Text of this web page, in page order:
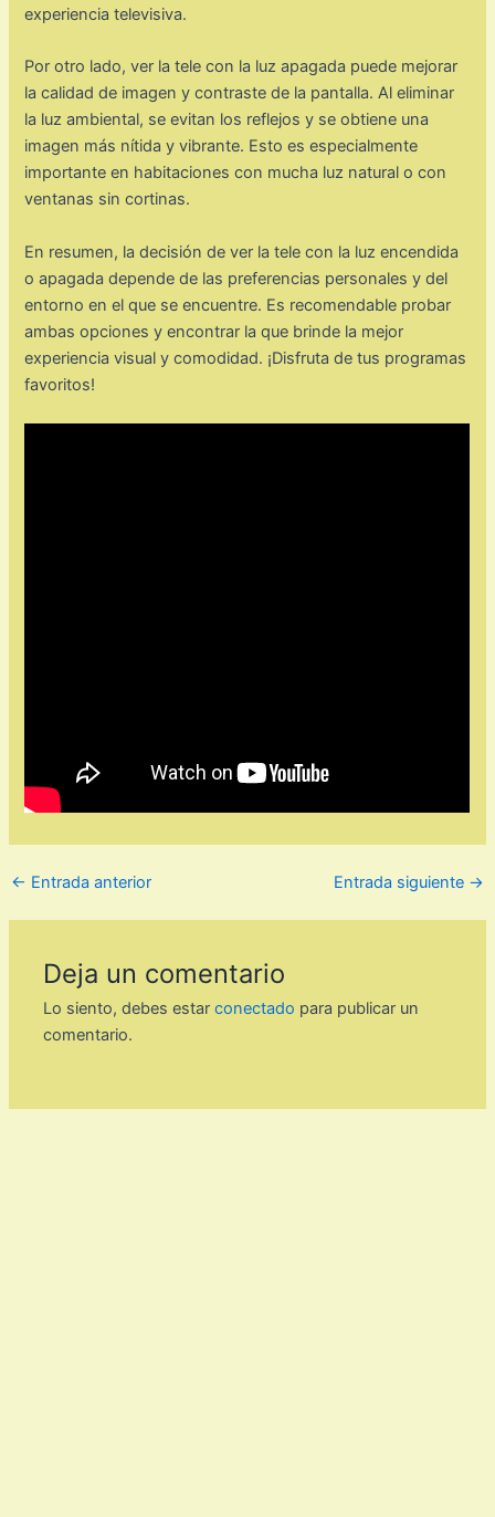
experiencia televisiva.
Por otro lado, ver la tele con la luz apagada puede mejorar
la calidad de imagen y contraste de la pantalla. Al eliminar
la luz ambiental, se evitan los reflejos y se obtiene una
imagen más nítida y vibrante. Esto es especialmente
importante en habitaciones con mucha luz natural o con
ventanas sin cortinas.
En resumen, la decisión de ver la tele con la luz encendida
o apagada depende de las preferencias personales y del
entorno en el que se encuentre. Es recomendable probar
ambas opciones y encontrar la que brinde la mejor
experiencia visual y comodidad. ¡Disfruta de tus programas
favoritos!
← Entrada anterior Entrada siguiente →
Deja un comentario
Lo siento, debes estarconectado para publicar un
comentario.